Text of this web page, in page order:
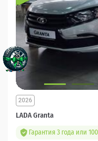
LADA Granta
2026
Гарантия 3 года или